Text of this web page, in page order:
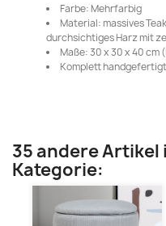
Farbe: Mehrfarbig
Material: massives
durchsichtiges Harz mit
Maße: 30 x 30 x 40 cm
Komplett handgefertigt
35 andere
Kategorie: